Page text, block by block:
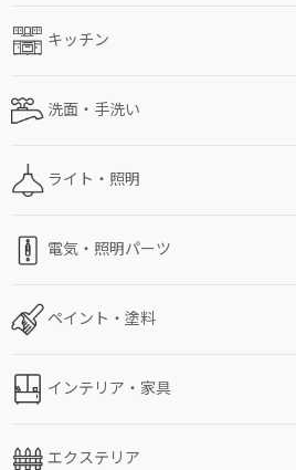
キッチン
洗面・手洗い
ライト・照明
電気・照明パーツ
ペイント・塗料
インテリア・家具
エクステリア